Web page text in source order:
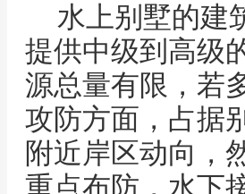
水上别墅的建
提供中级到高级
源总量有限，若
攻防方面，占据
附近岸区动向，
重点布防，水下